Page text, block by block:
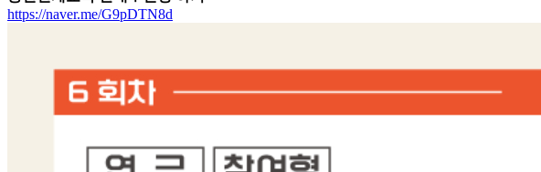
https://naver.me/G9pDTN8d